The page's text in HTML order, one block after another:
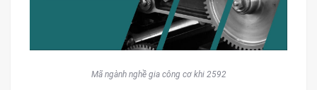
Mã ngành nghề gia công cơ khi 2592